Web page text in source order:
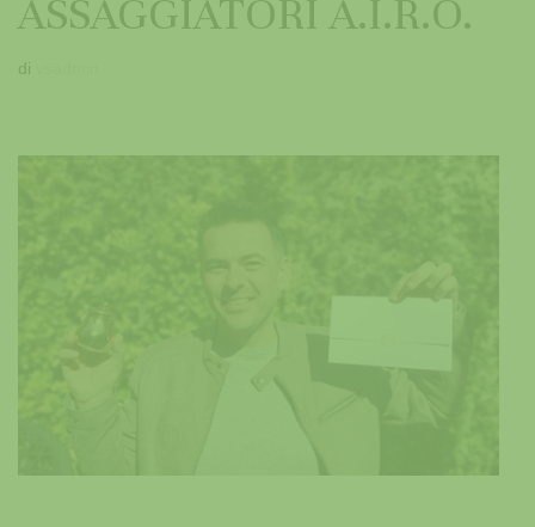
ASSAGGIATORI A.I.R.O.
di